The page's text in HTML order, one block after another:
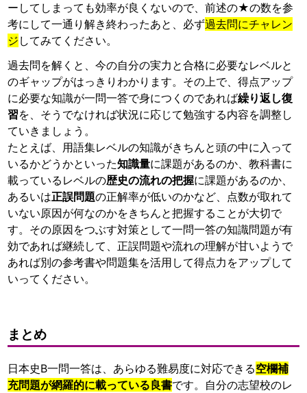
ーしてしまっても効率が良くないので、前述の★の数を参
考にして一通り解き終わったあと、必ず過去問にチャレン
ジ してみてください。
過去問を解くと、今の自分の実力と合格に必要なレベルと
のギャップがはっきりわかります。その上で、得点アップ
に必要な知識が一問一答で身につくのであれば繰り返し復
習を、そうでなければ状況に応じて勉強する内容を調整し
ていきましょう。
たとえば、用語集レベルの知識がきちんと頭の中に入って
いるかどうかといった知識量に課題があるのか、教科書に
載っているレベルの歴史の流れの把握に課題があるのか、
あるいは正誤問題の正解率が低いのかなど、点数が取れて
いない原因が何なのかをきちんと把握することが大切で
す。その原因をつぶす対策として一問一答の知識問題が有
効であれば継続して、正誤問題や流れの理解が甘いようで
あれば別の参考書や問題集を活用して得点力をアップして
いってください。
まとめ
日本史B一問一答は、あらゆる難易度に対応できる空欄補
充問題が網羅的に載っている良書です。自分の志望校のレ